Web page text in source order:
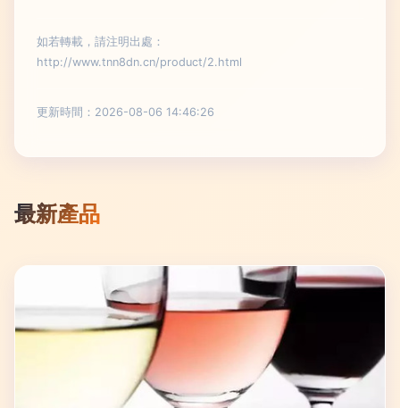
如若轉載，請注明出處：
http://www.tnn8dn.cn/product/2.html
更新時間：2026-08-06 14:46:26
最新產品